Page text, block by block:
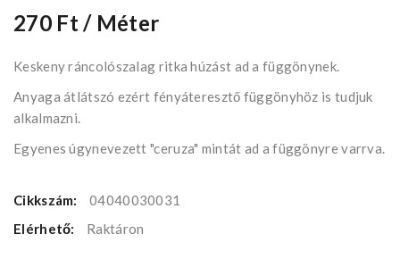
270 Ft/ Méter
Keskeny ráncolószalag ritka húzást ad a függönynek.
Anyaga átlátszó ezért fényáteresztő függönyhöz is tudjuk
alkalmazni.
Egyenes úgynevezett "ceruza" mintát ad a függönyre varrva.
Cikkszám:
04040030031
Elérhető:
Raktáron